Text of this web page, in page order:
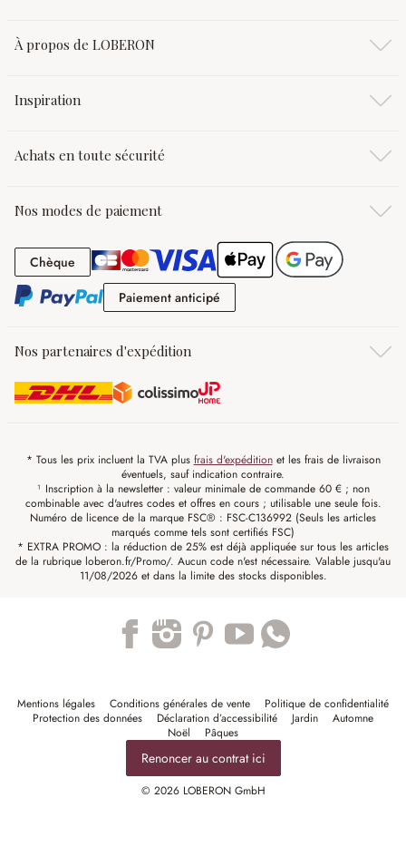
À propos de LOBERON
Inspiration
Achats en toute sécurité
Nos modes de paiement
Chèque Chèque
Paiement anticipé
Nos partenaires d'expédition
* Tous les prix incluent la TVA plus frais d'expéditionet les frais de livraison
éventuels, sauf indication contraire.
¹ Inscription à la newsletter : valeur minimale de commande 60 € ; non
combinable avec d'autres codes et offres en cours ; utilisable une seule fois.
Numéro de licence de la marque FSC® : FSC-C136992 (Seuls les articles
marqués comme tels sont certifiés FSC)
* EXTRA PROMO : la réduction de 25% est déjà appliquée sur tous les articles
de la rubrique loberon.fr/Promo/. Aucun code n'est nécessaire. Valable jusqu'au
11/08/2026 et dans la limite des stocks disponibles.
Mentions légales Conditions générales de vente
Politique de confidentialité
Protection des données
Déclaration d’accessibilité Jardin
Automne
Noël
Pâques
Renoncer au contrat ici
© 2026 LOBERON GmbH